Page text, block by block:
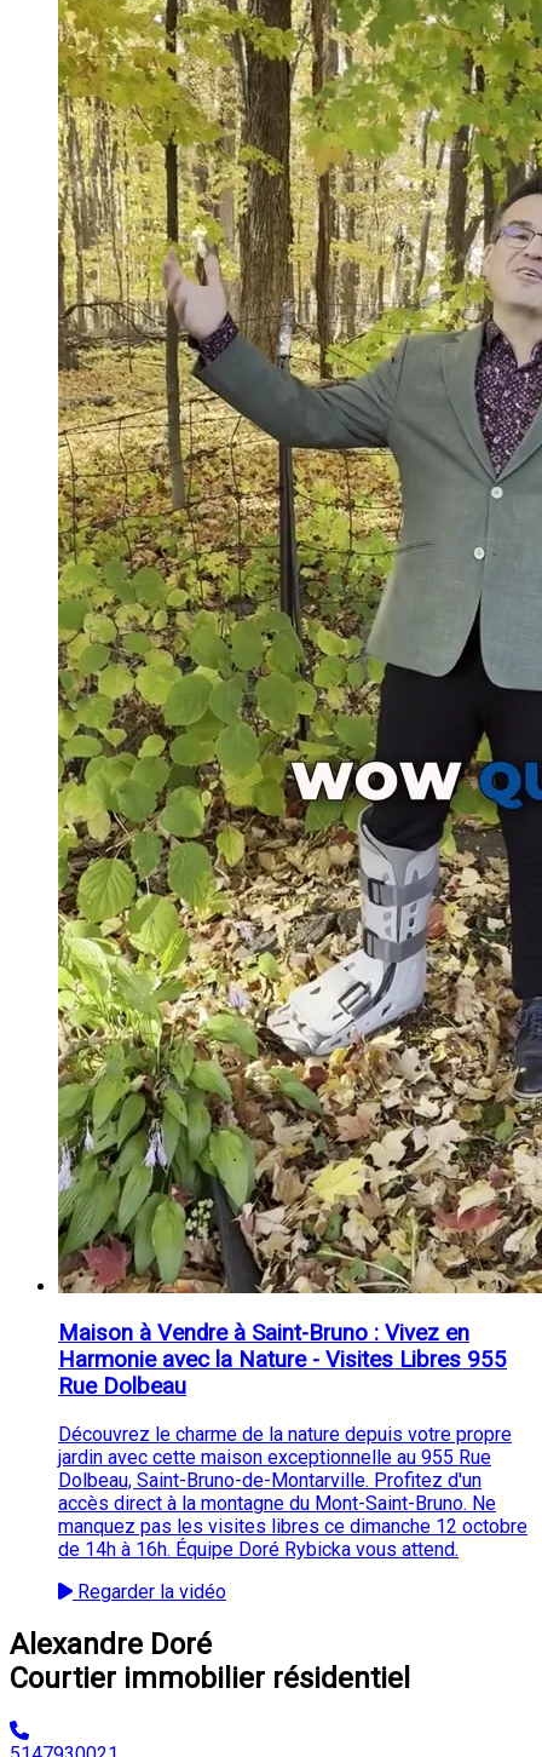
Maison à Vendre à Saint-Bruno : Vivez en
Harmonie avec la Nature - Visites Libres 955
Rue Dolbeau
Découvrez le charme de la nature depuis votre propre
jardin avec cette maison exceptionnelle au 955 Rue
Dolbeau, Saint-Bruno-de-Montarville. Profitez d'un
accès direct à la montagne du Mont-Saint-Bruno. Ne
manquez pas les visites libres ce dimanche 12 octobre
de 14h à 16h. Équipe Doré Rybicka vous attend.
Regarder la vidéo
Alexandre Doré
Courtier immobilier résidentiel